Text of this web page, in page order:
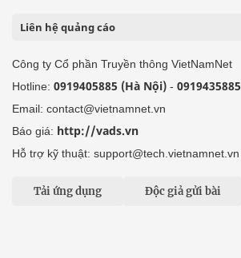
Liên hệ quảng cáo
Công ty Cổ phần Truyền thông VietNamNet
Hotline: 0919405885 (Hà Nội) -
Email: contact@vietnamnet.vn
Báo giá: http://vads.vn
Hỗ trợ kỹ thuật: support@tech.vietnamnet.vn
Tải ứng dụng Độc giả gửi bài